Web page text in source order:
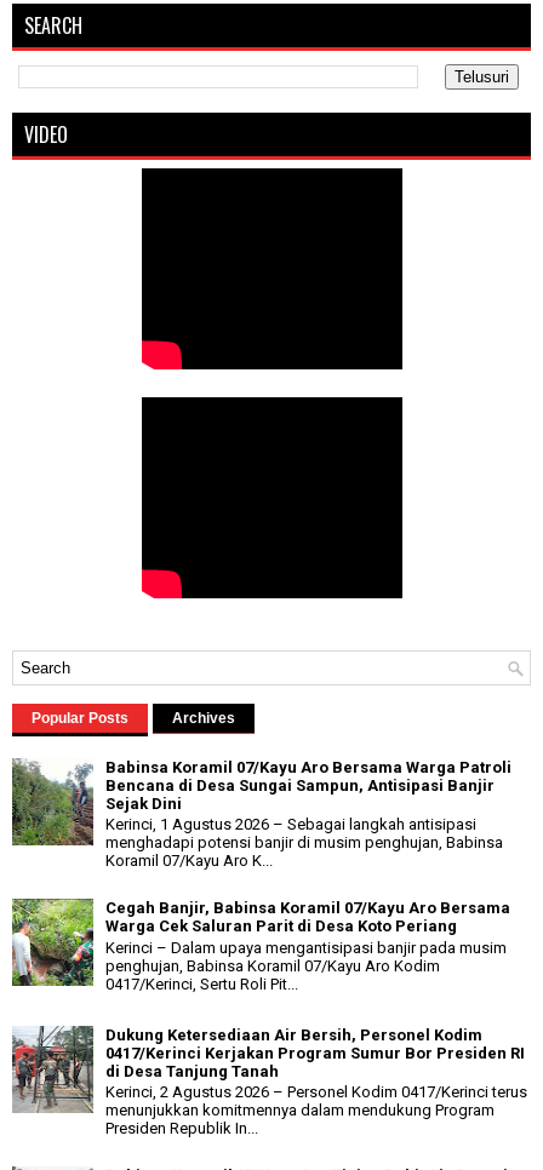
SEARCH
VIDEO
Popular Posts Archives
Babinsa Koramil 07/Kayu Aro Bersama Warga Patroli
Bencana di Desa Sungai Sampun, Antisipasi Banjir
Sejak Dini
Kerinci, 1 Agustus 2026 – Sebagai langkah antisipasi
menghadapi potensi banjir di musim penghujan, Babinsa
Koramil 07/Kayu Aro K...
Cegah Banjir, Babinsa Koramil 07/Kayu Aro Bersama
Warga Cek Saluran Parit di Desa Koto Periang
Kerinci – Dalam upaya mengantisipasi banjir pada musim
penghujan, Babinsa Koramil 07/Kayu Aro Kodim
0417/Kerinci, Sertu Roli Pit...
Dukung Ketersediaan Air Bersih, Personel Kodim
0417/Kerinci Kerjakan Program Sumur Bor Presiden RI
di Desa Tanjung Tanah
Kerinci, 2 Agustus 2026 – Personel Kodim 0417/Kerinci terus
menunjukkan komitmennya dalam mendukung Program
Presiden Republik In...